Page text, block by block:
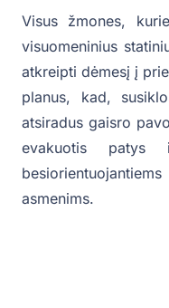
Visus žmones,
visuomeninius
atkreipti dėmesį į
planus, kad,
atsiradus gaisro
evakuotis patys
asmenims.